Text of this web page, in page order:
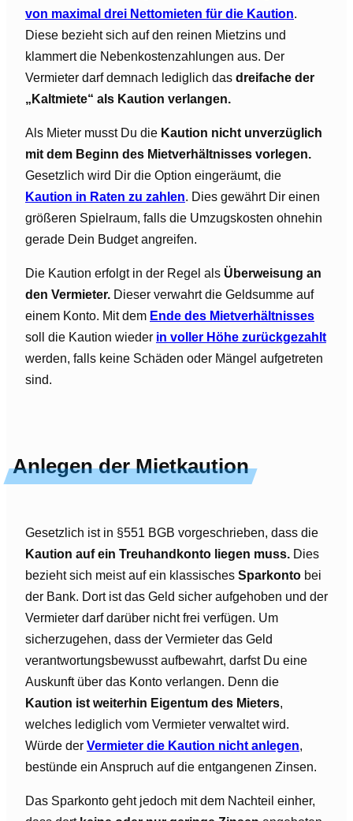
von maximal drei Nettomieten für die Kaution.
Diese bezieht sich auf den reinen Mietzins und
klammert die Nebenkostenzahlungen aus. Der
Vermieter darf demnach lediglich das dreifache der
„Kaltmiete“ als Kaution verlangen.
Als Mieter musst Du die Kaution nicht unverzüglich
mit dem Beginn des Mietverhältnisses vorlegen.
Gesetzlich wird Dir die Option eingeräumt, die
Kaution in Raten zu zahlen. Dies gewährt Dir einen
größeren Spielraum, falls die Umzugskosten ohnehin
gerade Dein Budget angreifen.
Die Kaution erfolgt in der Regel als Überweisung an
den Vermieter. Dieser verwahrt die Geldsumme auf
einem Konto. Mit dem Ende des Mietverhältnisses
soll die Kaution wieder in voller Höhe zurückgezahlt
werden, falls keine Schäden oder Mängel aufgetreten
sind.
Anlegen der Mietkaution
Gesetzlich ist in §551 BGB vorgeschrieben, dass die
Kaution auf ein Treuhandkonto liegen muss. Dies
bezieht sich meist auf ein klassisches Sparkonto bei
der Bank. Dort ist das Geld sicher aufgehoben und der
Vermieter darf darüber nicht frei verfügen. Um
sicherzugehen, dass der Vermieter das Geld
verantwortungsbewusst aufbewahrt, darfst Du eine
Auskunft über das Konto verlangen. Denn die
Kaution ist weiterhin Eigentum des Mieters,
welches lediglich vom Vermieter verwaltet wird.
Würde der Vermieter die Kaution nicht anlegen,
bestünde ein Anspruch auf die entgangenen Zinsen.
Das Sparkonto geht jedoch mit dem Nachteil einher,